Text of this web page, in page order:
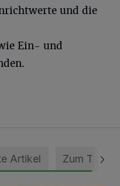
und die
Ein- und
Artikel Zum Thema